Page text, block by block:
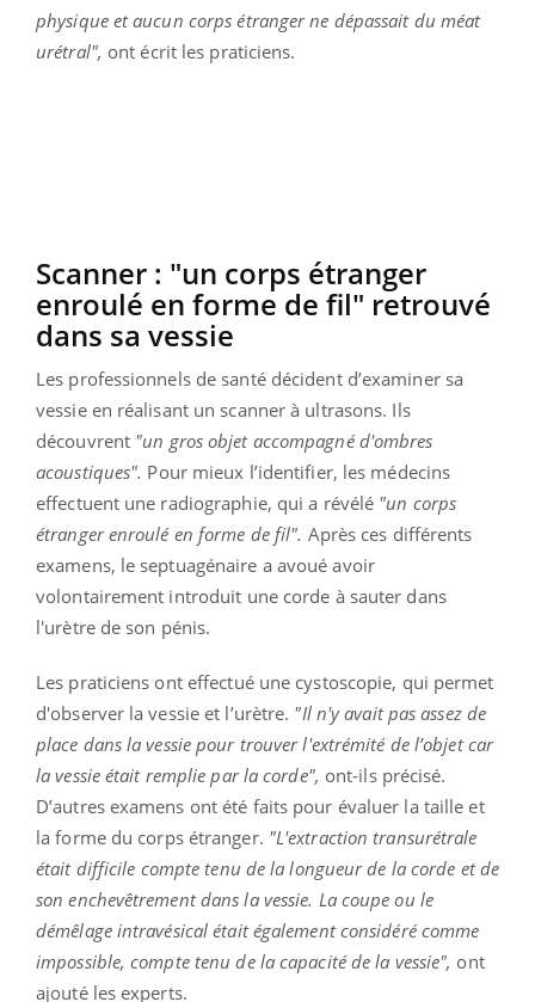
physique et aucun corps étranger ne dépassait du méat
urétral", ont écrit les praticiens.
Scanner : "un corps étranger
enroulé en forme de fil" retrouvé
dans sa vessie
Les professionnels de santé décident d’examiner sa
vessie en réalisant un scanner à ultrasons. Ils
découvrent "un gros objet accompagné d'ombres
acoustiques". Pour mieux l’identifier, les médecins
effectuent une radiographie, qui a révélé "un corps
étranger enroulé en forme de fil". Après ces différents
examens, le septuagénaire a avoué avoir
volontairement introduit une corde à sauter dans
l'urètre de son pénis.
Les praticiens ont effectué une cystoscopie, qui permet
d'observer la vessie et l’urètre. "Il n'y avait pas assez de
place dans la vessie pour trouver l'extrémité de l’objet car
la vessie était remplie par la corde", ont-ils précisé.
D’autres examens ont été faits pour évaluer la taille et
la forme du corps étranger. "L'extraction transurétrale
était difficile compte tenu de la longueur de la corde et de
son enchevêtrement dans la vessie. La coupe ou le
démêlage intravésical était également considéré comme
impossible, compte tenu de la capacité de la vessie", ont
ajouté les experts.